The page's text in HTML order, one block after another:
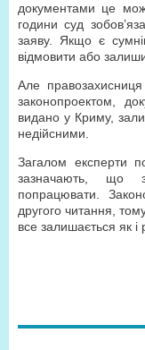
документами це
години суд
заяву. Якщо є
відмовити або
Але
законопроектом,
видано у Криму,
недійсними.
Загалом експерти
зазначають, що
попрацювати.
другого читання,
все залишається як і